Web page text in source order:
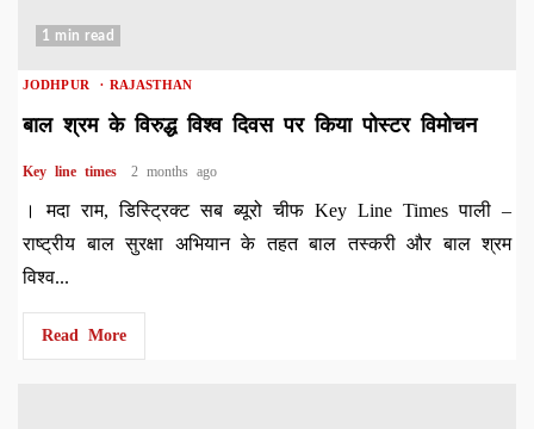
1 min read
JODHPUR RAJASTHAN
बाल श्रम के विरुद्ध विश्व दिवस पर किया पोस्टर विमोचन
Key line times 2 months ago
। मदा राम, डिस्ट्रिक्ट सब ब्यूरो चीफ Key Line Times पाली –
राष्ट्रीय बाल सुरक्षा अभियान के तहत बाल तस्करी और बाल श्रम
विश्व...
Read More